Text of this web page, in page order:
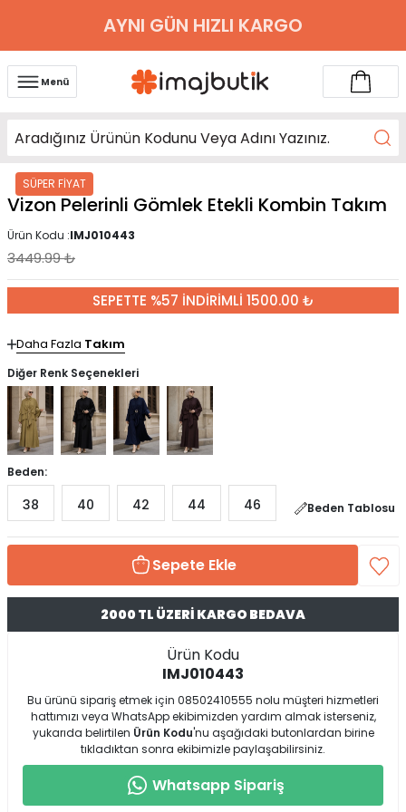
AYNI GÜN HIZLI KARGO
Menü
SÜPER FİYAT
Vizon Pelerinli Gömlek Etekli Kombin Takım
Ürün Kodu :IMJ010443
3449.99₺
SEPETTE %57 İNDİRİMLİ 1500.00 ₺
Daha Fazla Takım
Diğer Renk Seçenekleri
Beden:
38 40 42 44 46 Beden Tablosu
Sepete Ekle
2000 TL ÜZERİ KARGO BEDAVA
Ürün Kodu
IMJ010443
Bu ürünü sipariş etmek için 08502410555 nolu müşteri hizmetleri
hattımızı veya WhatsApp ekibimizden yardım almak isterseniz,
yukarıda belirtilen Ürün Kodu'nu aşağıdaki butonlardan birine
tıkladıktan sonra ekibimizle paylaşabilirsiniz.
Whatsapp Sipariş